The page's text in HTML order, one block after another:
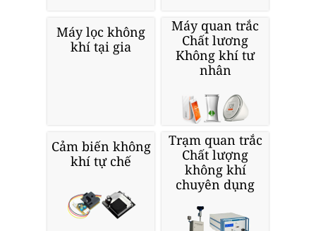
Máy lọc không
khí tại gia
Máy quan trắc
Chất lương
Không khí tư
nhân
Cảm biến không
khí tự chế
Trạm quan trắc
Chất lượng
không khí
chuyên dụng